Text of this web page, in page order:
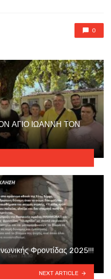
0
ΑΓΙΟ ΙΩΑΝΝΗ ΤΟΝ
Φροντίδας 2025!!!
NEXT ARTICLE